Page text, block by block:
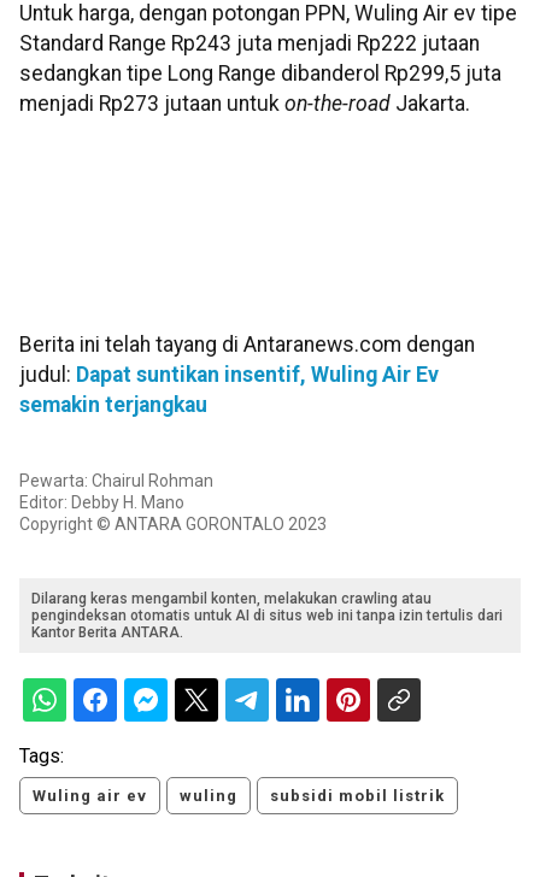
Untuk harga, dengan potongan PPN, Wuling Air ev tipe
Standard Range Rp243 juta menjadi Rp222 jutaan
sedangkan tipe Long Range dibanderol Rp299,5 juta
menjadi Rp273 jutaan untuk on-the-road Jakarta.
Berita ini telah tayang di Antaranews.com dengan
judul: Dapat suntikan insentif, Wuling Air Ev
semakin terjangkau
Pewarta: Chairul Rohman
Editor: Debby H. Mano
Copyright © ANTARA GORONTALO 2023
Dilarang keras mengambil konten, melakukan crawling atau
pengindeksan otomatis untuk AI di situs web ini tanpa izin tertulis dari
Kantor Berita ANTARA.
Tags:
Wuling air ev wuling subsidi mobil listrik